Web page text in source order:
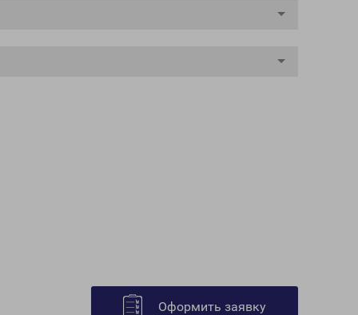
Оформить заявку